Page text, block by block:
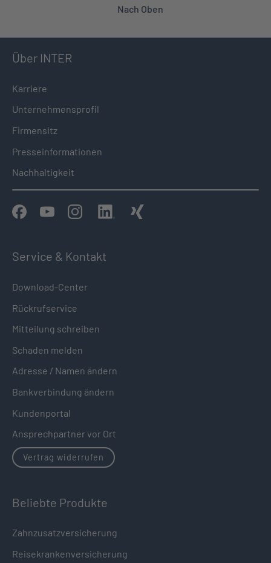
Nach Oben
Über INTER
Karriere
Unternehmensprofil
Firmensitz
Presseinformationen
Nachhaltigkeit
Service & Kontakt
Download-Center
Rückrufservice
Mitteilung schreiben
Schaden melden
Adresse / Namen ändern
Bankverbindung ändern
Kundenportal
Ansprechpartner vor Ort
Vertrag widerrufen
Beliebte Produkte
Zahnzusatzversicherung
Reisekrankenversicherung